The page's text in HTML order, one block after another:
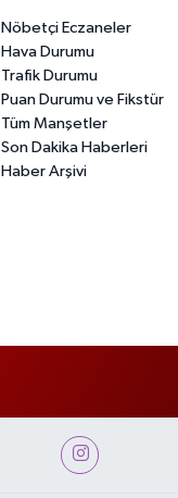
Nöbetçi Eczaneler
Hava Durumu
Trafik Durumu
Puan Durumu ve Fikstür
Tüm Manşetler
Son Dakika Haberleri
Haber Arşivi